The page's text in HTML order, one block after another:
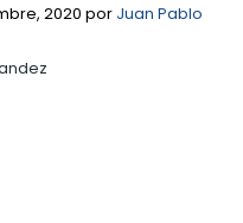
2020 por Juan Pablo